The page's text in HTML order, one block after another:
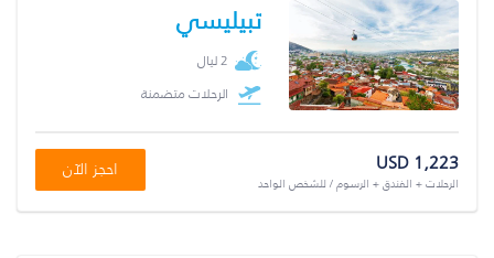
تبيليسي
2 ليال
الرحلات متضمنة
USD 1,223
الرحلات + الفندق + الرسوم / للشخص الواحد
احجز الآن